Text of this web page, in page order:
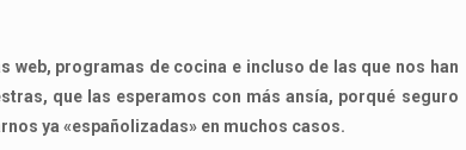
programas de cocina e incluso de las que nos han
que las esperamos con más ansía, porqué seguro
ya «españolizadas» en muchos casos.